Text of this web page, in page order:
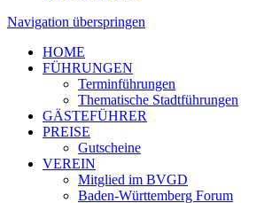
Navigation überspringen
HOME
FÜHRUNGEN
Terminführungen
Thematische Stadtführungen
GÄSTEFÜHRER
PREISE
Gutscheine
VEREIN
Mitglied im BVGD
Baden-Württemberg Forum